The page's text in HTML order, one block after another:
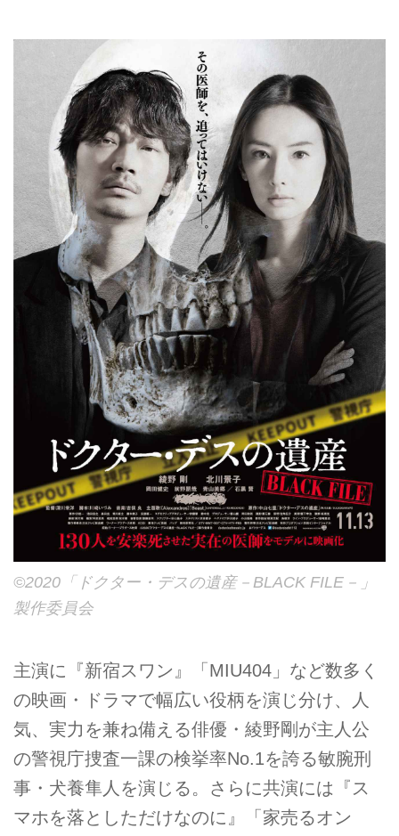
©2020「ドクター・デスの遺産－BLACK FILE－」
製作委員会
主演に『新宿スワン』「MIU404」など数多く
の映画・ドラマで幅広い役柄を演じ分け、人
気、実力を兼ね備える俳優・綾野剛が主人公
の警視庁捜査一課の検挙率No.1を誇る敏腕刑
事・犬養隼人を演じる。さらに共演には『ス
マホを落としただけなのに』「家売るオン